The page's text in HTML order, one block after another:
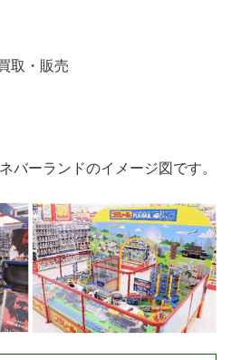
取・販売
バーランドのイメージ図です。